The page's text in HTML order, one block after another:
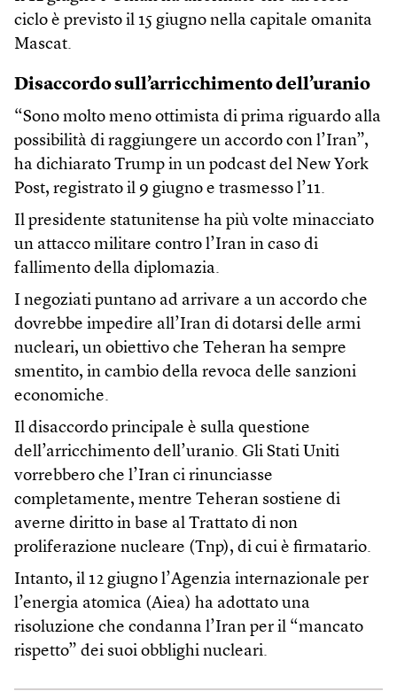
ciclo è previsto il 15 giugno nella capitale omanita
Mascat.
Disaccordo sull’arricchimento dell’uranio
“Sono molto meno ottimista di prima riguardo alla
possibilità di raggiungere un accordo con l’Iran”,
ha dichiarato Trump in un podcast del New York
Post, registrato il 9 giugno e trasmesso l’11.
Il presidente statunitense ha più volte minacciato
un attacco militare contro l’Iran in caso di
fallimento della diplomazia.
I negoziati puntano ad arrivare a un accordo che
dovrebbe impedire all’Iran di dotarsi delle armi
nucleari, un obiettivo che Teheran ha sempre
smentito, in cambio della revoca delle sanzioni
economiche.
Il disaccordo principale è sulla questione
dell’arricchimento dell’uranio. Gli Stati Uniti
vorrebbero che l’Iran ci rinunciasse
completamente, mentre Teheran sostiene di
averne diritto in base al Trattato di non
proliferazione nucleare (Tnp), di cui è firmatario.
Intanto, il 12 giugno l’Agenzia internazionale per
l’energia atomica (Aiea) ha adottato una
risoluzione che condanna l’Iran per il “mancato
rispetto” dei suoi obblighi nucleari.